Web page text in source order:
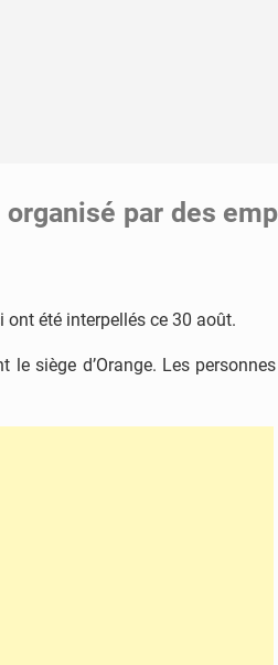
par des
été interpellés ce 30 août.
siège d’Orange. Les